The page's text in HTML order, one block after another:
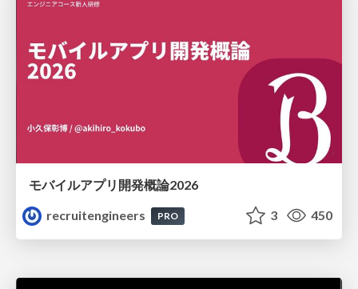
モバイルアプリ開発概論2026
recruitengineers
PRO 3 450